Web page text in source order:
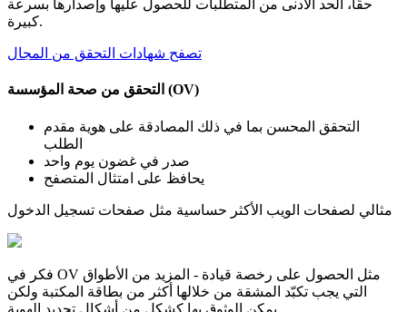
حقًا، الحد الأدنى من المتطلبات للحصول عليها وإصدارها بسرعة
كبيرة.
تصفح شهادات التحقق من المجال
التحقق من صحة المؤسسة (OV)
التحقق المحسن بما في ذلك المصادقة على هوية مقدم
الطلب
صدر في غضون يوم واحد
يحافظ على امتثال المتصفح
مثالي لصفحات الويب الأكثر حساسية مثل صفحات تسجيل الدخول
فكر في OV مثل الحصول على رخصة قيادة - المزيد من الأطواق
التي يجب تكبّد المشقة من خلالها أكثر من بطاقة المكتبة ولكن
يمكن الوثوق بها كشكل من أشكال تحديد الهوية.